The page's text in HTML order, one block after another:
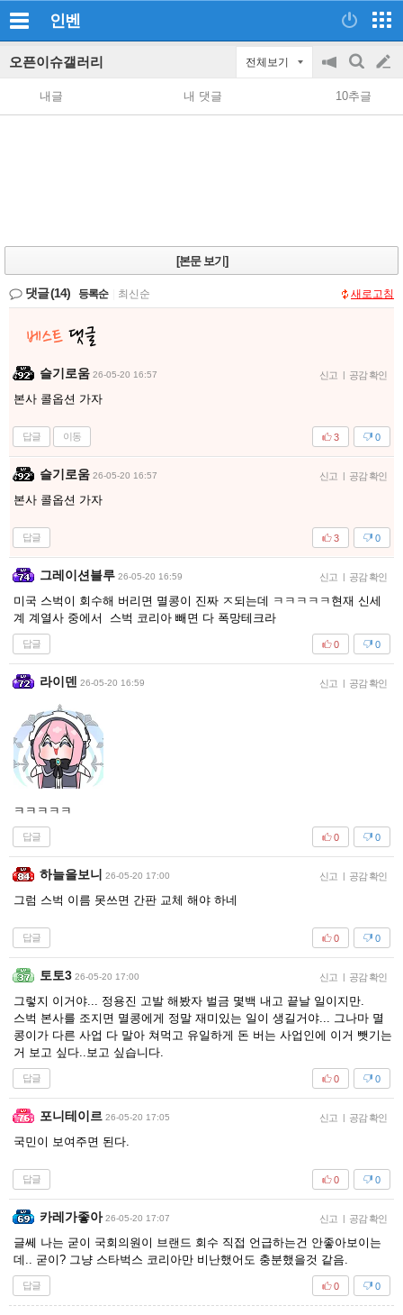
인벤
오픈이슈갤러리 전체보기
공
지
on/off
검
색
글
쓰
내글 내 댓글 10추글
[본문 보기]
댓글(14) 등록순 최신순 새로고침
슬기로움 26-05-20 16:57 신고 | 공감 확인
본사 콜옵션 가자
답글 이동 0
3
슬기로움 26-05-20 16:57 신고 | 공감 확인
본사 콜옵션 가자
답글 0
3
그레이션블루 26-05-20 16:59 신고 | 공감 확인
미국 스벅이 회수해 버리면 멸콩이 진짜 ㅈ되는데 ㅋㅋㅋㅋㅋ현재 신세
계 계열사 중에서 스벅 코리아 빼면 다 폭망테크라
답글 0
0
라이덴 26-05-20 16:59 신고 | 공감 확인
ㅋㅋㅋㅋㅋ
답글 0
0
하늘을보니 26-05-20 17:00 신고 | 공감 확인
그럼 스벅 이름 못쓰면 간판 교체 해야 하네
답글 0
0
토토3 26-05-20 17:00 신고 | 공감 확인
그렇지 이거야... 정용진 고발 해봤자 벌금 몇백 내고 끝날 일이지만.
스벅 본사를 조지면 멸콩에게 정말 재미있는 일이 생길거야... 그나마 멸
콩이가 다른 사업 다 말아 쳐먹고 유일하게 돈 버는 사업인에 이거 뺏기는
거 보고 싶다..보고 싶습니다.
답글 0
0
포니테이르 26-05-20 17:05 신고 | 공감 확인
국민이 보여주면 된다.
답글 0
0
카레가좋아 26-05-20 17:07 신고 | 공감 확인
글쎄 나는 굳이 국회의원이 브랜드 회수 직접 언급하는건 안좋아보이는
데.. 굳이? 그냥 스타벅스 코리아만 비난했어도 충분했을것 같음.
답글 0
0